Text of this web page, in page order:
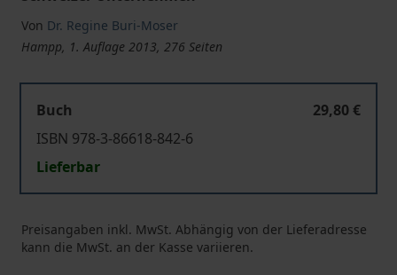
Von Dr. Regine Buri-Moser
Hampp, 1. Auflage 2013, 276 Seiten
Buch
29,80 €
ISBN 978-3-86618-842-6
Lieferbar
Preisangaben inkl. MwSt. Abhängig von der Lieferadresse
kann die MwSt. an der Kasse variieren.